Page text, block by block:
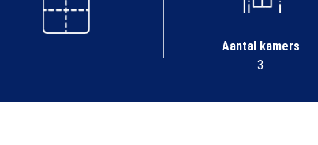
Aantal kamers
3